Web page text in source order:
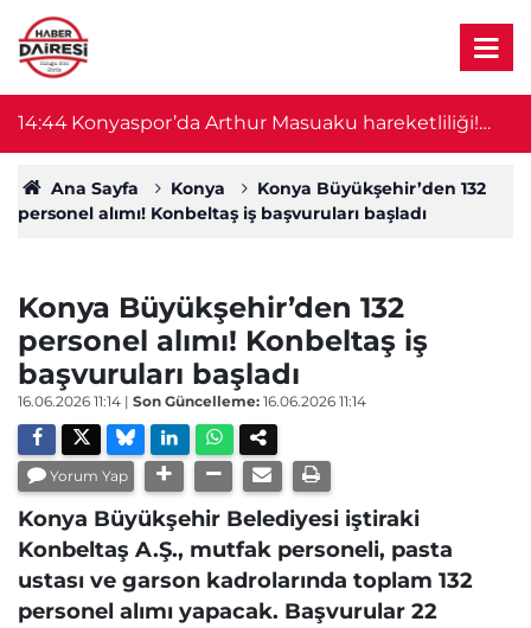
14:44 Konyaspor’da Arthur Masuaku hareketliliği!
İmza için geliyor
Ana Sayfa Konya
Konya Büyükşehir’den 132
personel alımı! Konbeltaş iş başvuruları başladı
Konya Büyükşehir’den 132
personel alımı! Konbeltaş iş
başvuruları başladı
16.06.2026 11:14 | Son Güncelleme: 16.06.2026 11:14
Yorum Yap
Konya Büyükşehir Belediyesi iştiraki
Konbeltaş A.Ş., mutfak personeli, pasta
ustası ve garson kadrolarında toplam 132
personel alımı yapacak. Başvurular 22